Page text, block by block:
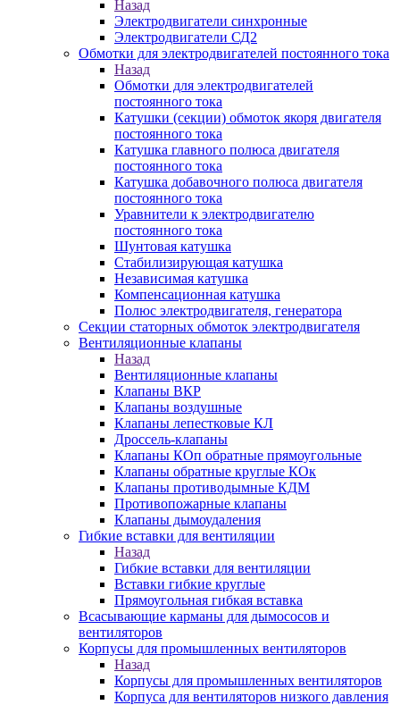
Назад
Электродвигатели синхронные
Электродвигатели СД2
Обмотки для электродвигателей постоянного тока
Назад
Обмотки для электродвигателей
постоянного тока
Катушки (секции) обмоток якоря двигателя
постоянного тока
Катушка главного полюса двигателя
постоянного тока
Катушка добавочного полюса двигателя
постоянного тока
Уравнители к электродвигателю
постоянного тока
Шунтовая катушка
Стабилизирующая катушка
Независимая катушка
Компенсационная катушка
Полюс электродвигателя, генератора
Секции статорных обмоток электродвигателя
Вентиляционные клапаны
Назад
Вентиляционные клапаны
Клапаны ВКР
Клапаны воздушные
Клапаны лепестковые КЛ
Дроссель-клапаны
Клапаны КОп обратные прямоугольные
Клапаны обратные круглые КОк
Клапаны противодымные КДМ
Противопожарные клапаны
Клапаны дымоудаления
Гибкие вставки для вентиляции
Назад
Гибкие вставки для вентиляции
Вставки гибкие круглые
Прямоугольная гибкая вставка
Всасывающие карманы для дымососов и
вентиляторов
Корпусы для промышленных вентиляторов
Назад
Корпусы для промышленных вентиляторов
Корпуса для вентиляторов низкого давления